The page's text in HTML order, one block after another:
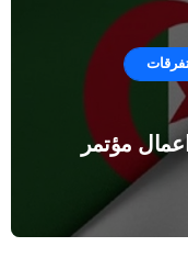
مؤتمر